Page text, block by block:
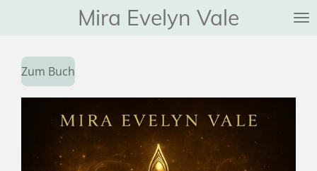
Mira Evelyn Vale
Zum Buch